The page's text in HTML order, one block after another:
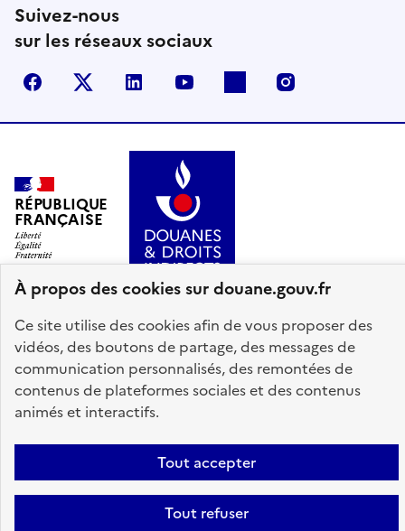
À propos des cookies sur douane.gouv.fr
Ce site utilise des cookies afin de vous proposer des
vidéos, des boutons de partage, des messages de
communication personnalisés, des remontées de
contenus de plateformes sociales et des contenus
animés et interactifs.
Tout accepter
Tout refuser
Suivez-nous
sur les réseaux sociaux
FacebookX (anciennement Twitter)
LinkedIn Flickr
RÉPUBLIQUE
FRANÇAISE
info.gouv.fr
service-public.gouv.fr
legifrance.gouv.fr
data.gouv.fr
Gestion des cookies
Sauf mention explicite de propriété intellectuelle détenue par des tiers,